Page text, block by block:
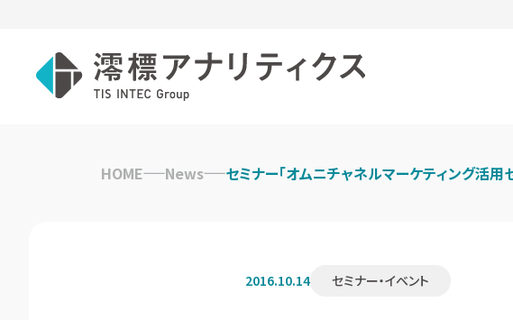
HOME News セミナー「オムニチャネルマーケティング活
2016.10.14 セミナー・イベント